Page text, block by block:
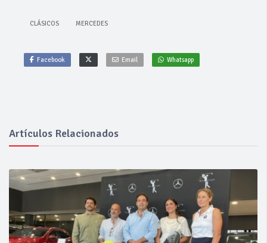
CLÁSICOS MERCEDES
Facebook Email Whatsapp
Artículos Relacionados